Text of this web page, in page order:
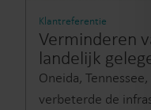
Klantreferentie
Verminderen
landelijk
Oneida,
verbeterde de